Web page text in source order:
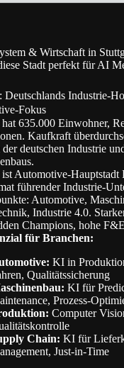
& Wirtschaft in
Stadt perfekt für AI
Deutschlands Industrie-
Fokus
hat 635.000 Einwohner,
Kaufkraft
deutschen Industrie
ist Automotive-Hauptstadt
führender Industrie-
Automotive,
Industrie 4.0.
Champions, hohe
für Branchen:
KI in
Qualitätssicherung
KI für
Prozess-
Computer
Chain: KI für
Just-in-Time